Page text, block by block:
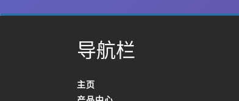
0%
导航栏
主页